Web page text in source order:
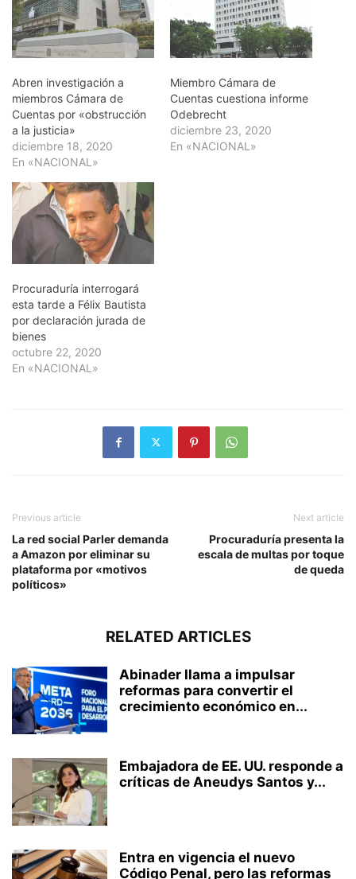
Abren investigación a
miembros Cámara de
Cuentas por «obstrucción
a la justicia»
diciembre 18, 2020
En «NACIONAL»
Miembro Cámara de
Cuentas cuestiona informe
Odebrecht
diciembre 23, 2020
En «NACIONAL»
Procuraduría interrogará
esta tarde a Félix Bautista
por declaración jurada de
bienes
octubre 22, 2020
En «NACIONAL»
Previous article
La red social Parler demanda
a Amazon por eliminar su
plataforma por «motivos
políticos»
Next article
Procuraduría presenta la
escala de multas por toque
de queda
RELATED ARTICLES
Abinader llama a impulsar
reformas para convertir el
crecimiento económico en...
Embajadora de EE. UU. responde a
críticas de Aneudys Santos y...
Entra en vigencia el nuevo
Código Penal, pero las reformas